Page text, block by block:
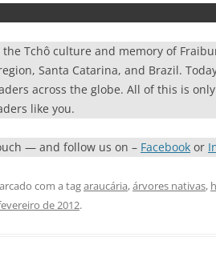
Tchô culture and memory of
Santa Catarina, and Brazil.
across the globe. All of this is
like you.
— and follow us on – Facebook or
com a tagaraucária,árvores nativas,
de 2012.